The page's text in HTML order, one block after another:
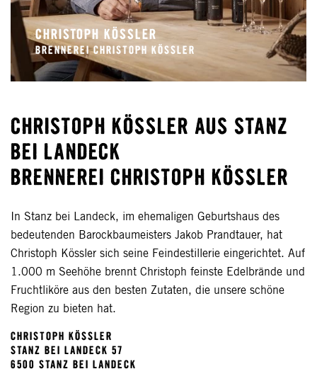
CHRISTOPH KÖSSLER
BRENNEREI CHRISTOPH KÖSSLER
CHRISTOPH KÖSSLER AUS STANZ
BEI LANDECK
BRENNEREI CHRISTOPH KÖSSLER
In Stanz bei Landeck, im ehemaligen Geburtshaus des
bedeutenden Barockbaumeisters Jakob Prandtauer, hat
Christoph Kössler sich seine Feindestillerie eingerichtet. Auf
1.000 m Seehöhe brennt Christoph feinste Edelbrände und
Fruchtliköre aus den besten Zutaten, die unsere schöne
Region zu bieten hat.
CHRISTOPH KÖSSLER
STANZ BEI LANDECK 57
6500 STANZ BEI LANDECK